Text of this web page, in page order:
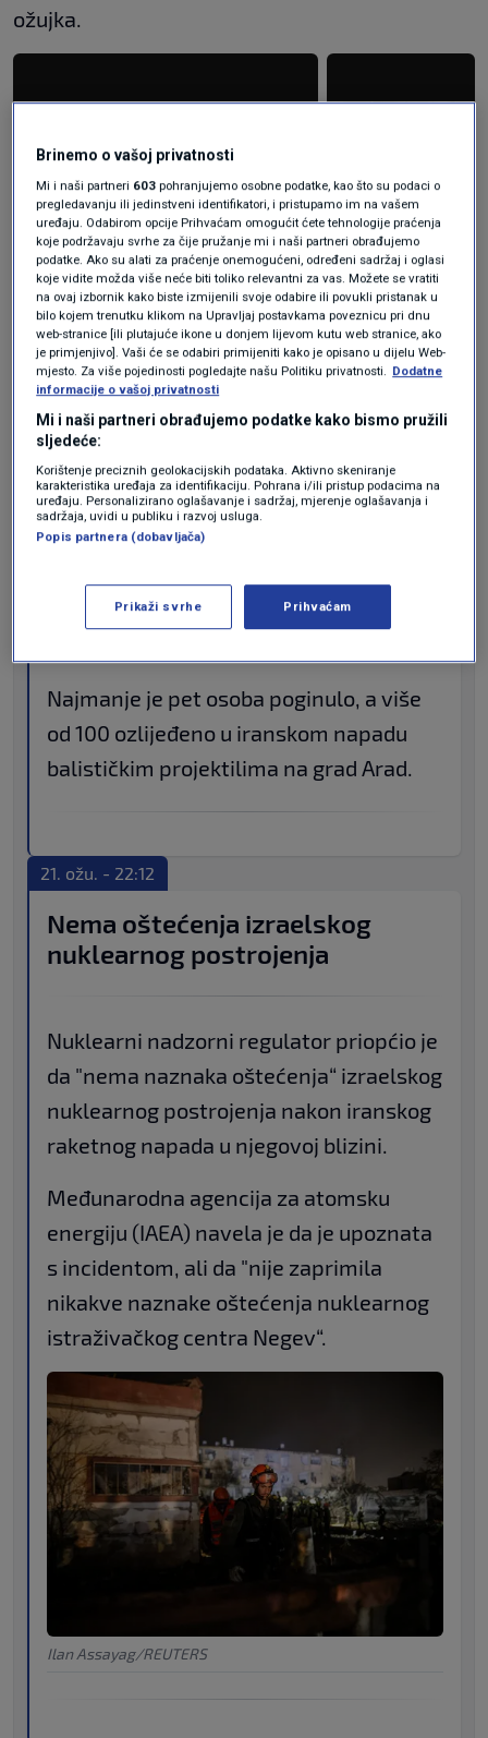
ožujka.
+ 2
POGLEDAJTE GALERIJU
50 objava
21. ožu. - 22:31
Raste broj ozlijeđenih u
iranskom napadu na Arad
Najmanje je pet osoba poginulo, a više
od 100 ozlijeđeno u iranskom napadu
balističkim projektilima na grad Arad.
21. ožu. - 22:12
Nema oštećenja izraelskog
nuklearnog postrojenja
Nuklearni nadzorni regulator priopćio je
da "nema naznaka oštećenja“ izraelskog
nuklearnog postrojenja nakon iranskog
raketnog napada u njegovoj blizini.
Međunarodna agencija za atomsku
energiju (IAEA) navela je da je upoznata
s incidentom, ali da "nije zaprimila
nikakve naznake oštećenja nuklearnog
istraživačkog centra Negev“.
Ilan Assayag/REUTERS
Brinemo o vašoj privatnosti
Mi i naši partneri 603 pohranjujemo osobne podatke, kao što su podaci o
pregledavanju ili jedinstveni identifikatori, i pristupamo im na vašem
uređaju. Odabirom opcije Prihvaćam omogućit ćete tehnologije praćenja
koje podržavaju svrhe za čije pružanje mi i naši partneri obrađujemo
podatke. Ako su alati za praćenje onemogućeni, određeni sadržaj i oglasi
koje vidite možda više neće biti toliko relevantni za vas. Možete se vratiti
na ovaj izbornik kako biste izmijenili svoje odabire ili povukli pristanak u
bilo kojem trenutku klikom na Upravljaj postavkama poveznicu pri dnu
web-stranice [ili plutajuće ikone u donjem lijevom kutu web stranice, ako
je primjenjivo]. Vaši će se odabiri primijeniti kako je opisano u dijelu Web-
mjesto. Za više pojedinosti pogledajte našu Politiku privatnosti. Dodatne
informacije o vašoj privatnosti
Mi i naši partneri obrađujemo podatke kako bismo pružili
sljedeće:
Korištenje preciznih geolokacijskih podataka. Aktivno skeniranje
karakteristika uređaja za identifikaciju. Pohrana i/ili pristup podacima na
uređaju. Personalizirano oglašavanje i sadržaj, mjerenje oglašavanja i
sadržaja, uvidi u publiku i razvoj usluga.
Popis partnera (dobavljača)
Prikaži svrhe Prihvaćam